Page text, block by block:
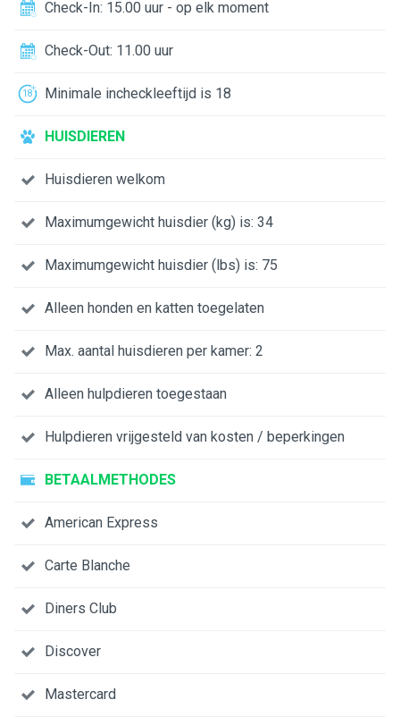
Check-In: 15.00 uur - op elk moment
Check-Out: 11.00 uur
Minimale incheckleeftijd is 18
HUISDIEREN
Huisdieren welkom
Maximumgewicht huisdier (kg) is: 34
Maximumgewicht huisdier (lbs) is: 75
Alleen honden en katten toegelaten
Max. aantal huisdieren per kamer: 2
Alleen hulpdieren toegestaan
Hulpdieren vrijgesteld van kosten / beperkingen
BETAALMETHODES
American Express
Carte Blanche
Diners Club
Discover
Mastercard